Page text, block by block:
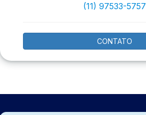
(11) 97533-5757
CONTATO